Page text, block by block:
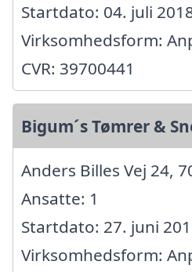
Startdato: 04. juli
Virksomhedsform:
CVR: 39700441
Bigum´s Tømrer &
Anders Billes Vej 24,
Ansatte: 1
Startdato: 27. juni
Virksomhedsform: